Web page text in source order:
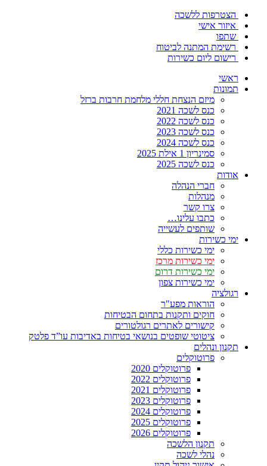
הצטרפות ללשכה
איזור אישי
שתפו
רשימת המתנה לביטוח
רישום ליום כשירות
ראשי
תמונות
מיזם הנצחת חללי מלחמת חרבות ברזל
כנס לשכה 2021
כנס לשכה 2022
כנס לשכה 2023
כנס לשכה 2024
סמינריון 1 אילת 2025
כנס לשכה 2025
אודות
חברי הנהלה
מנהלות
צרו קשר
כתבו עלינו…
שותפים לעשייה
ימי כשירות
ימי כשירות כללי
ימי כשירות מרכז
ימי כשירות דרום
ימי כשירות צפון
רגולציה
הוראות מפע"ר
חוקים ותקנות בתחום הבטיחות
קישורים לאתרים רגולטורים
ציטוטי שופטים בנושאי בטיחות באדיבות עו”ד פלטק
תקנון ונהלים
פרוטוקלים
פרוטוקלים 2020
פרוטוקלים 2022
פרוטוקלים 2021
פרוטוקלים 2023
פרוטוקלים 2024
פרוטוקלים 2025
פרוטוקלים 2026
תקנון הלשכה
נהלי לשכה